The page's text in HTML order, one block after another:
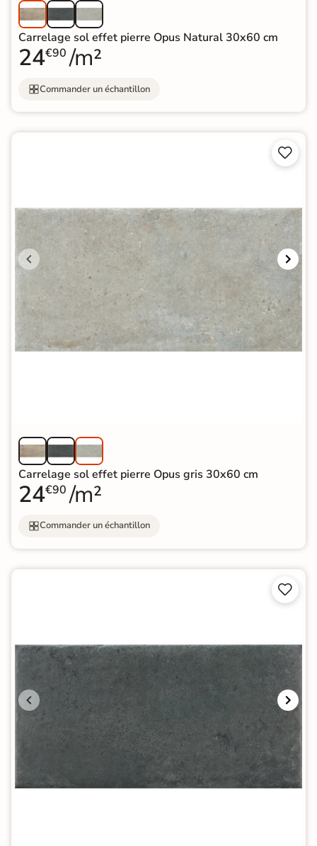
Carrelage sol effet pierre Opus Natural 30x60 cm
24€90 /m²
Commander un échantillon


Carrelage sol effet pierre Opus gris 30x60 cm
24€90 /m²
Commander un échantillon

